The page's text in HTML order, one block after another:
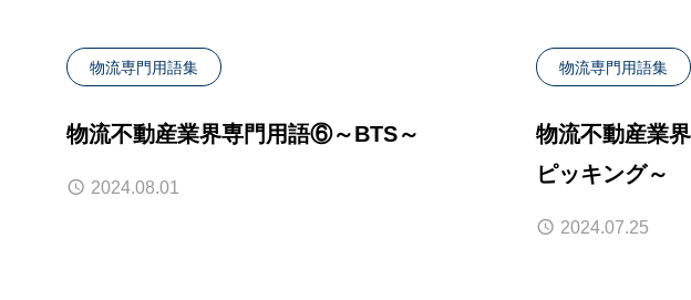
物流専門用語集
物流不動産業界専門用語⑥～BTS～
2024.08.01
物流専門用語集
物流不動産業
ピッキング～
2024.07.25